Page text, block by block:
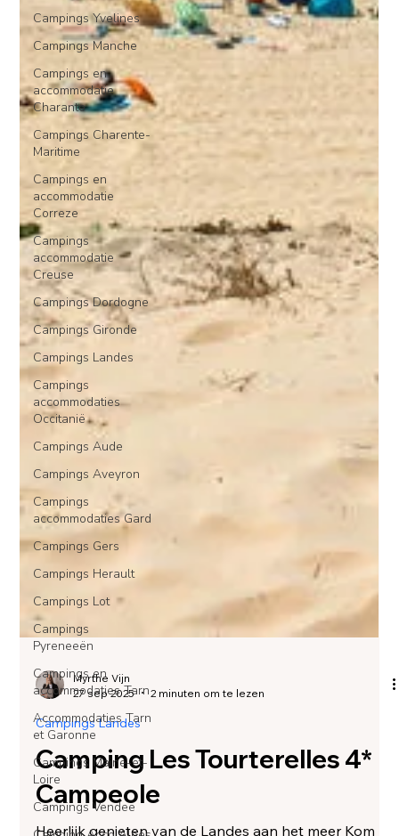
Campings Yvelines
Campings Manche
Campings en
accommodatie
Charante
Campings Charente-
Maritime
Campings en
accommodatie
Correze
Campings
accommodatie
Creuse
Campings Dordogne
Campings Gironde
Campings Landes
Campings
accommodaties
Occitanië
Campings Aude
Campings Aveyron
Campings
accommodaties Gard
Campings Gers
Campings Herault
Campings Lot
Campings
Pyreneeën
Campings en
accommodaties Tarn
Accommodaties Tarn
et Garonne
Campings Maine-et-
Loire
Campings Vendee
Myrthe Vijn
27 sep 2025
2 minuten om te lezen
Campings Landes
Camping Les Tourterelles 4*